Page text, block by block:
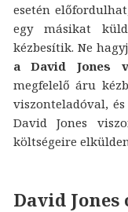
esetén
egy másikat
kézbesítik. Ne
a David Jones
megfelelő áru
viszonteladóval,
David Jones
költségeire
David